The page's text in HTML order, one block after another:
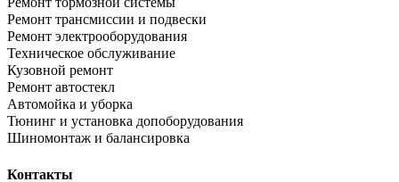
Ремонт трансмиссии и подвески
Ремонт электрооборудования
Техническое обслуживание
Кузовной ремонт
Ремонт автостекл
Автомойка и уборка
Тюнинг и установка допоборудования
Шиномонтаж и балансировка
Контакты